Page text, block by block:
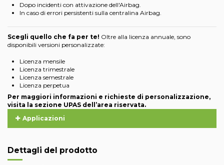
Dopo incidenti con attivazione dell'Airbag.
In caso di errori persistenti sulla centralina Airbag.
Scegli quello che fa per te! Oltre alla licenza annuale, sono
disponibili versioni personalizzate:
Licenza mensile
Licenza trimestrale
Licenza semestrale
Licenza perpetua
Per maggiori informazioni e richieste di personalizzazione,
visita la sezione UPAS dell’area riservata.
Applicazioni
Dettagli del prodotto